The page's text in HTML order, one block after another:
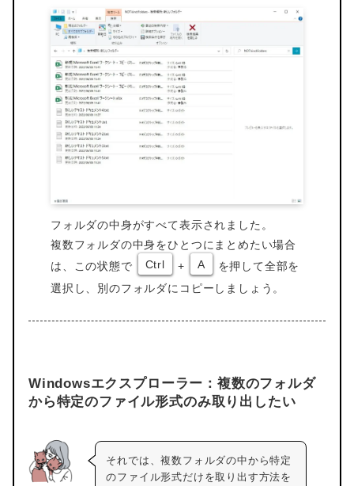
フォルダの中身がすべて表示されました。
複数フォルダの中身をひとつにまとめたい場合
は、この状態で
Ctrl + A
を押して全部を
選択し、別のフォルダにコピーしましょう。
Windowsエクスプローラー：複数のフォルダ
から特定のファイル形式のみ取り出したい
それでは、複数フォルダの中から特定
のファイル形式だけを取り出す方法を